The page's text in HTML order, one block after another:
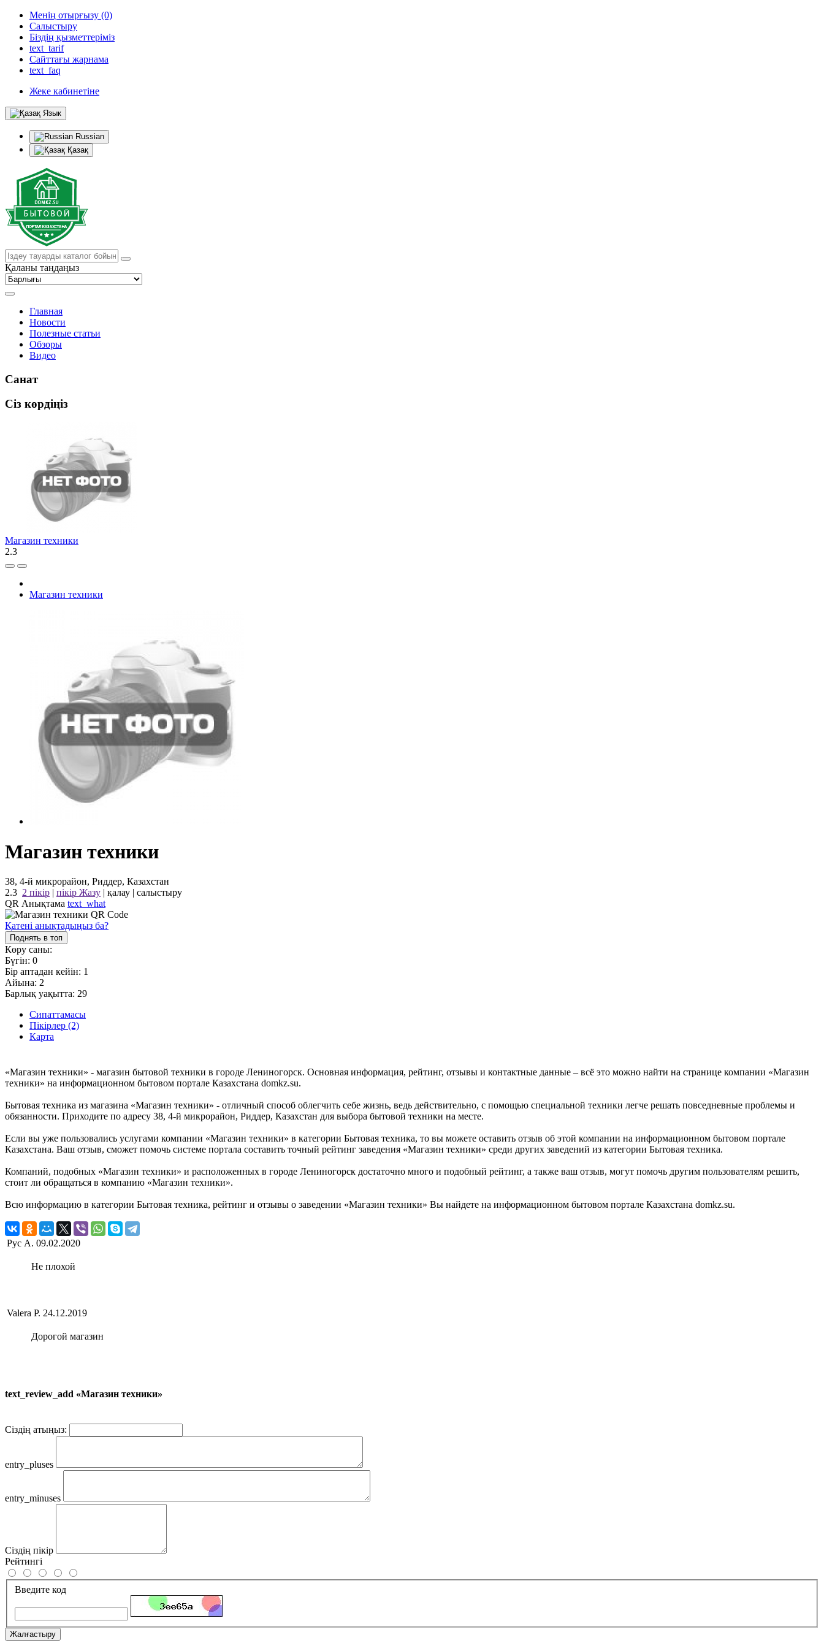
Менің отырғызу (0)
Салыстыру
Біздің қызметтеріміз
text_tarif
Сайттағы жарнама
text_faq
Жеке кабинетіне
Язык
Russian
Қазақ
Қаланы таңдаңыз
Главная
Новости
Полезные статьи
Обзоры
Видео
Санат
Сіз көрдіңіз
Магазин техники
2.3
Магазин техники
Магазин техники
38, 4-й микрорайон, Риддер, Казахстан
2.3 2 пікір | пікір Жазу | қалау | салыстыру
QR Анықтама text_what
Қатені анықтадыңыз ба?
Поднять в топ
Көру саны:
Бүгін: 0
Бір аптадан кейін: 1
Айына: 2
Барлық уақытта: 29
Сипаттамасы
Пікірлер (2)
Карта
«Магазин техники» - магазин бытовой техники в городе Лениногорск. Основная информация, рейтинг, отзывы и контактные данные – всё это можно найти на странице компании «Магазин
техники» на информационном бытовом портале Казахстана domkz.su.
Бытовая техника из магазина «Магазин техники» - отличный способ облегчить себе жизнь, ведь действительно, с помощью специальной техники легче решать повседневные проблемы и
обязанности. Приходите по адресу 38, 4-й микрорайон, Риддер, Казахстан для выбора бытовой техники на месте.
Если вы уже пользовались услугами компании «Магазин техники» в категории Бытовая техника, то вы можете оставить отзыв об этой компании на информационном бытовом портале
Казахстана. Ваш отзыв, сможет помочь системе портала составить точный рейтинг заведения «Магазин техники» среди других заведений из категории Бытовая техника.
Компаний, подобных «Магазин техники» и расположенных в городе Лениногорск достаточно много и подобный рейтинг, а также ваш отзыв, могут помочь другим пользователям решить,
стоит ли обращаться в компанию «Магазин техники».
Всю информацию в категории Бытовая техника, рейтинг и отзывы о заведении «Магазин техники» Вы найдете на информационном бытовом портале Казахстана domkz.su.
Рус А. 09.02.2020
Не плохой
Valera P. 24.12.2019
Дорогой магазин
text_review_add «Магазин техники»
Сіздің атыңыз:
entry_pluses
entry_minuses
Сіздің пікір
Рейтингі
Введите код
Жалғастыру